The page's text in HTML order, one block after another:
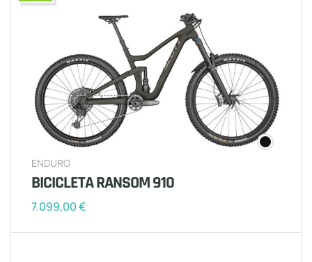
ENDURO
BICICLETA RANSOM 910
7.099,00€